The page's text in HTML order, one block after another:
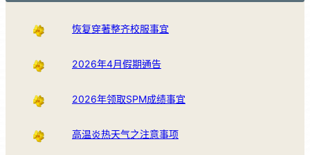
恢复穿著整齐校服事宜
2026年4月假期通告
2026年领取SPM成绩事宜
高温炎热天气之注意事项